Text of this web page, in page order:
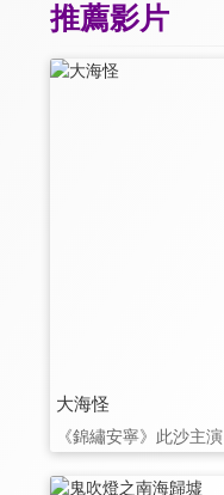
推薦影片
大海怪
《錦繡安寧》此沙主演